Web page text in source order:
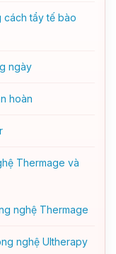
cách tẩy tế bào
ngày
hoàn
Thermage và
nghệ Thermage
nghệ Ultherapy